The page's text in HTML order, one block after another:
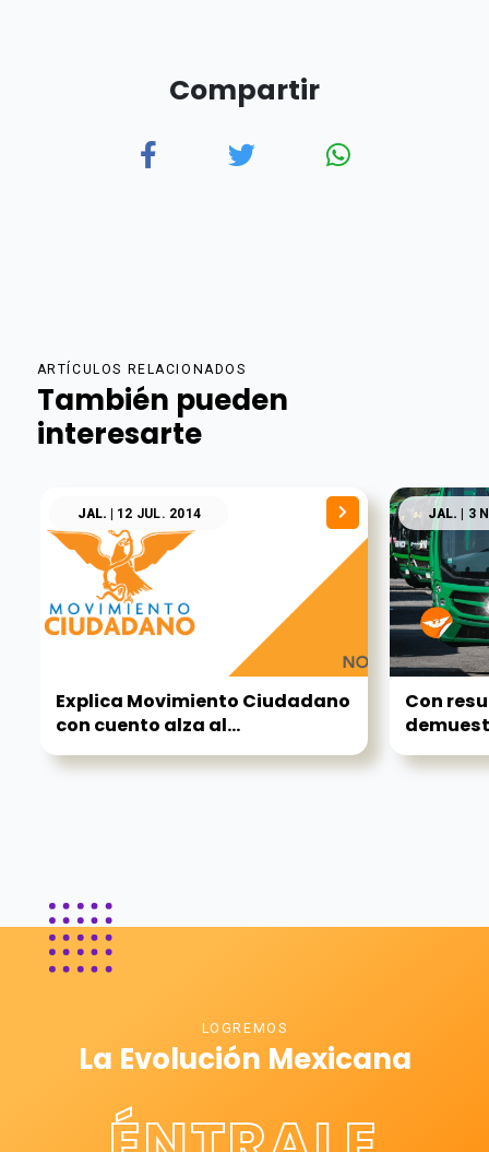
Compartir
ARTÍCULOS RELACIONADOS
También pueden
interesarte
JAL. | 12 JUL. 2014
Explica Movimiento Ciudadano
con cuento alza al...
JAL. | 3
Con
LOGREMOS
La Evolución Mexicana